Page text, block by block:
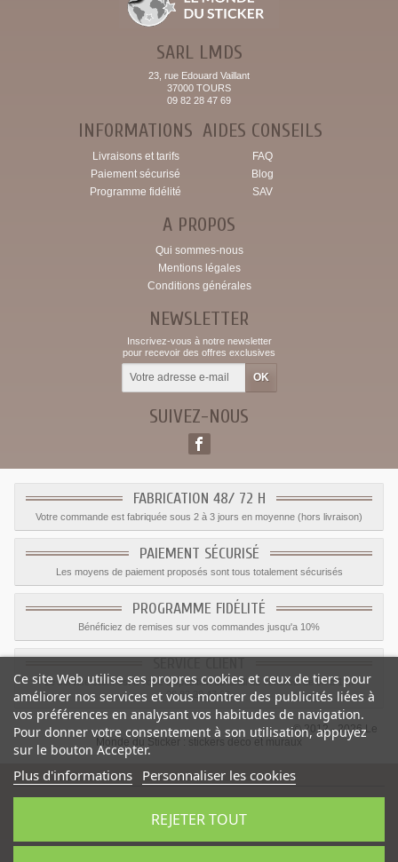
SARL LMDS
23, rue Edouard Vaillant
37000 TOURS
09 82 28 47 69
INFORMATIONS
Livraisons et tarifs
Paiement sécurisé
Programme fidélité
AIDES CONSEILS
FAQ
Blog
SAV
A PROPOS
Qui sommes-nous
Mentions légales
Conditions générales
NEWSLETTER
Inscrivez-vous à notre newsletter
pour recevoir des offres exclusives
SUIVEZ-NOUS
FABRICATION 48/ 72 H
Votre commande est fabriquée sous 2 à 3 jours en moyenne (hors livraison)
PAIEMENT SÉCURISÉ
Les moyens de paiement proposés sont tous totalement sécurisés
PROGRAMME FIDÉLITÉ
Bénéficiez de remises sur vos commandes jusqu'a 10%
Le service client est a votre disposition du lundi au vendredi de 8h à 17h
09.82.28.47.69.
© 2012 - 2026 Le
Monde du Sticker :
stickers déco et muraux
Sticker garçon Pompier casque-Catégorie
Ce site Web utilise ses propres cookies et ceux de tiers pour
améliorer nos services et vous montrer des publicités liées à
vos préférences en analysant vos habitudes de navigation.
Pour donner votre consentement à son utilisation, appuyez
sur le bouton Accepter.
Plus d'informations Personnaliser les cookies
REJETER TOUT